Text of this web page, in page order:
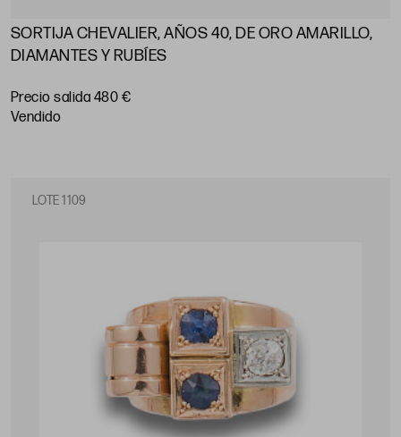
SORTIJA CHEVALIER, AÑOS 40, DE ORO AMARILLO,
DIAMANTES Y RUBÍES
Precio salida 480 €
vendido
LOTE 1109